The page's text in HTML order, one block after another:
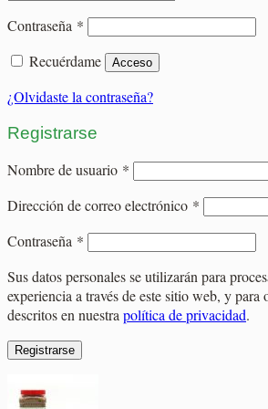
Contraseña * Obligatorio
Recuérdame
Acceso
¿Olvidaste la contraseña?
Registrarse
Nombre de usuario * Obligatorio
Dirección de correo electrónico * Obligatorio
Contraseña * Obligatorio
Sus datos personales se utilizarán para
experiencia a través de este sitio web, y para
descritos en nuestrapolítica de privacidad.
Registrarse